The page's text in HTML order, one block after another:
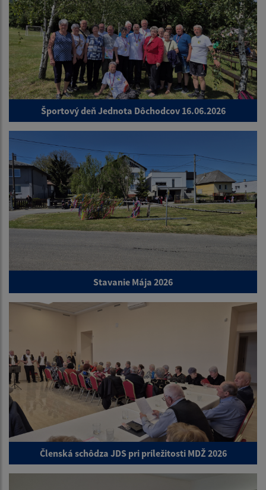
Športový deň Jednota Dôchodcov 16.06.2026
Stavanie Mája 2026
Členská schôdza JDS pri príležitosti MDŽ 2026